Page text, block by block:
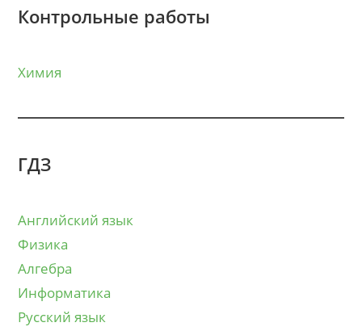
Контрольные работы
Химия
ГДЗ
Английский язык
Физика
Алгебра
Информатика
Русский язык